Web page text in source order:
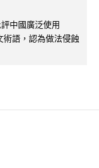
中國廣泛使用
術語，認為做法侵蝕